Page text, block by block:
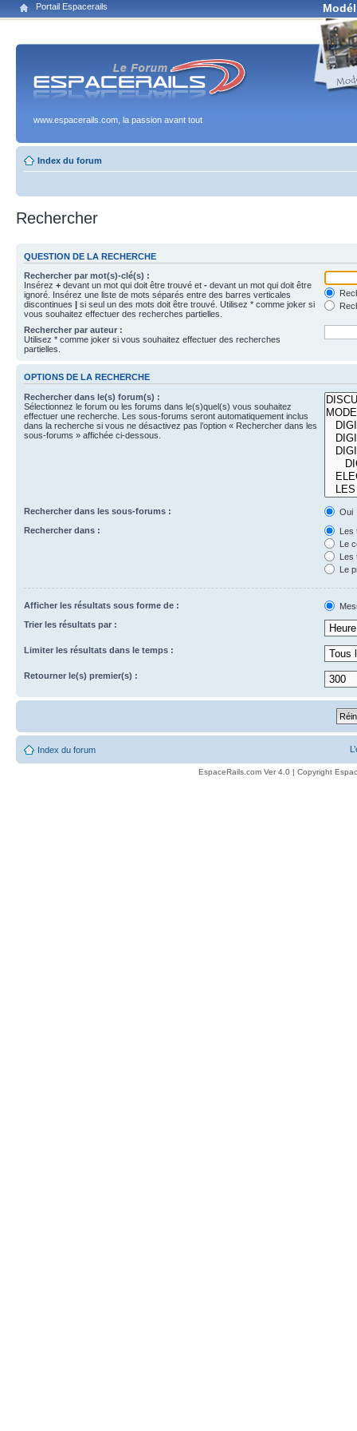
Portail Espacerails
www.espacerails.com, la passion avant tout
Index du forum
Rechercher
QUESTION DE LA RECHERCHE
Rechercher par mot(s)-clé(s) :
Insérez + devant un mot qui doit être trouvé et - devant un mot qui doit être
ignoré. Insérez une liste de mots séparés entre des barres verticales
discontinues | si seul un des mots doit être trouvé. Utilisez * comme joker si
vous souhaitez effectuer des recherches partielles.
Rechercher par auteur :
Utilisez * comme joker si vous souhaitez effectuer des recherches
partielles.
OPTIONS DE LA RECHERCHE
Rechercher dans le(s) forum(s) :
Sélectionnez le forum ou les forums dans le(s)quel(s) vous souhaitez
effectuer une recherche. Les sous-forums seront automatiquement inclus
dans la recherche si vous ne désactivez pas l’option « Rechercher dans les
sous-forums » affichée ci-dessous.
Rechercher dans les sous-forums :
Oui
Rechercher dans :
Les
Le
Les
Le
Afficher les résultats sous forme de :
Trier les résultats par :
Limiter les résultats dans le temps :
Retourner le(s) premier(s) :
Index du forum
EspaceRails.com Ver 4.0 | Copyright